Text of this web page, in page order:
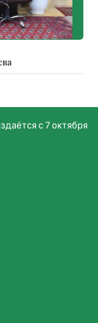
с 7 октября